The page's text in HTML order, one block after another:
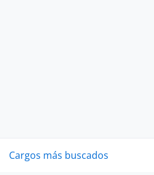
Cargos más buscados